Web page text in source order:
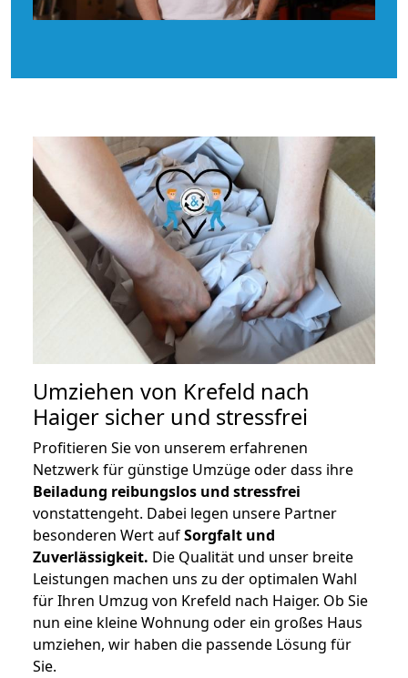
Umziehen von Krefeld nach
Haiger sicher und stressfrei
Profitieren Sie von unserem erfahrenen
Netzwerk für günstige Umzüge oder dass ihre
Beiladung reibungslos und stressfrei
vonstattengeht. Dabei legen unsere Partner
besonderen Wert aufSorgfalt und
Zuverlässigkeit. Die Qualität und unser breite
Leistungen machen uns zu der optimalen Wahl
für Ihren Umzug von Krefeld nach Haiger. Ob Sie
nun eine kleine Wohnung oder ein großes Haus
umziehen, wir haben die passende Lösung für
Sie.